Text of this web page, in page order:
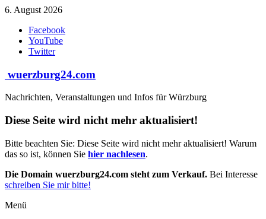
Zum
springen
6. August 2026
Facebook
YouTube
Twitter
wuerzburg24.com
Nachrichten, Veranstaltungen und Infos für Würzburg
Diese Seite wird nicht mehr aktualisiert!
Bitte beachten Sie: Diese Seite wird nicht mehr aktualisiert! Warum
das so ist, können Sie hier nachlesen.
Die Domain wuerzburg24.com steht zum Verkauf. Bei Interesse
schreiben Sie mir bitte!
Menü